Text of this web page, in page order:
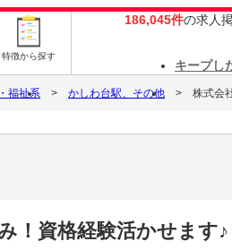
特徴から探す
186,045件の求人
キープし
福祉系 かしわ台駅、その他 株式会
！資格経験活かせます♪